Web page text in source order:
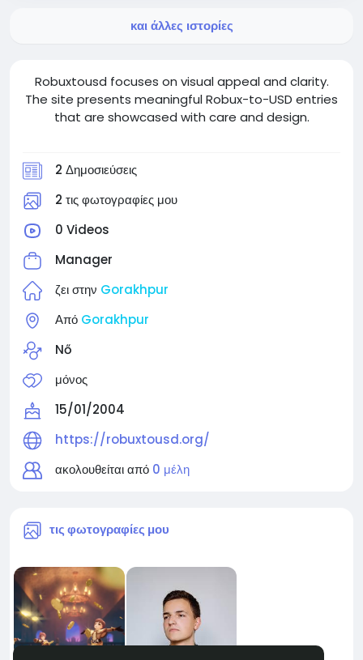
και άλλες ιστορίες
Robuxtousd focuses on visual appeal and clarity.
The site presents meaningful Robux-to-USD entries
that are showcased with care and design.
2 Δημοσιεύσεις
2 τις φωτογραφίες μου
0 Videos
Manager
ζει στην Gorakhpur
Από Gorakhpur
Nő
μόνος
15/01/2004
https://robuxtousd.org/
ακολουθείται από 0 μέλη
τις φωτογραφίες μου